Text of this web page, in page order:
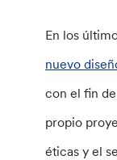
En los
nuevo
con el fin
propio
éticas y el